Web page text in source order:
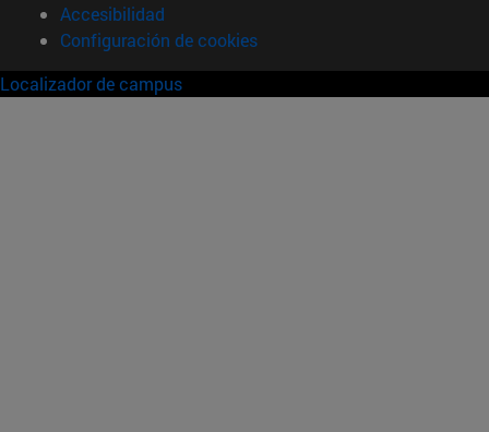
Accesibilidad
Configuración de cookies
Localizador de campus